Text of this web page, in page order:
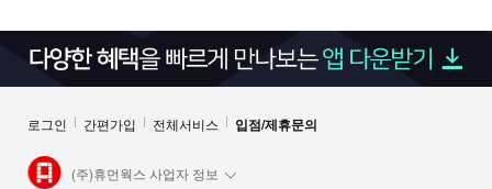
로그인 간편가입 전체서비스 입점/제휴문의
(주)휴먼웍스 사업자 정보